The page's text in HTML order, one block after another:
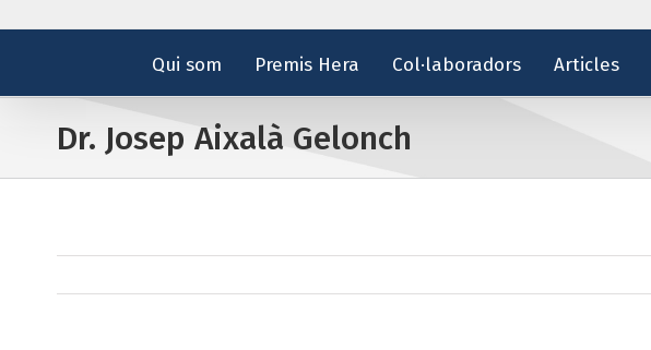
Qui som Premis Hera Col·laboradors Articles
Dr. Josep Aixalà Gelonch